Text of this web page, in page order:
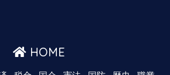
HOME